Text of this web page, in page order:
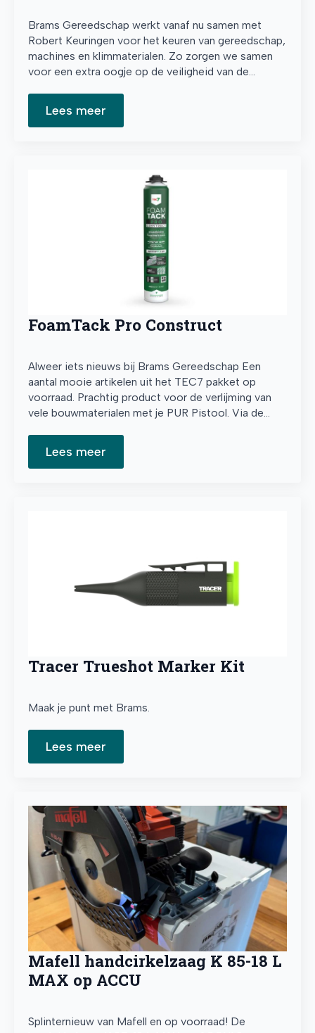
Brams Gereedschap werkt vanaf nu samen met
Robert Keuringen voor het keuren van gereedschap,
machines en klimmaterialen. Zo zorgen we samen
voor een extra oogje op de veiligheid van de…
Lees meer
FoamTack Pro Construct
Alweer iets nieuws bij Brams Gereedschap Een
aantal mooie artikelen uit het TEC7 pakket op
voorraad. Prachtig product voor de verlijming van
vele bouwmaterialen met je PUR Pistool. Via de…
Lees meer
Tracer Trueshot Marker Kit
Maak je punt met Brams.
Lees meer
Mafell handcirkelzaag K 85-18 L
MAX op ACCU
Splinternieuw van Mafell en op voorraad! De